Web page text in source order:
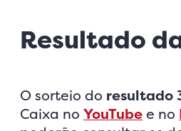
Resultado
O sorteio do resultado
Caixa no YouTubee no